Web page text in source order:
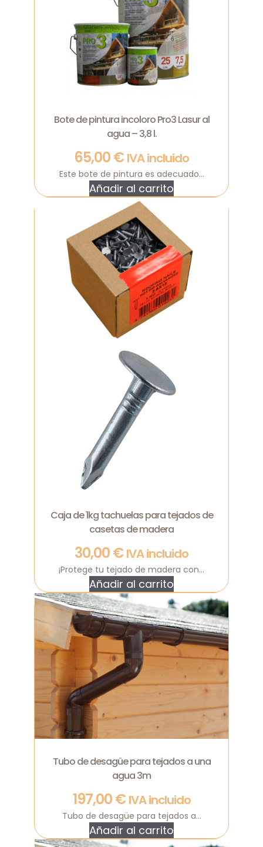
Bote de pintura incoloro Pro3 Lasur al
agua – 3,8 l.
65,00€ IVA incluido
Este bote de pintura es adecuado...
Añadir al carrito
Caja de 1kg tachuelas para tejados de
casetas de madera
30,00€ IVA incluido
¡Protege tu tejado de madera con...
Añadir al carrito
Tubo de desagüe para tejados a una
agua 3m
197,00€ IVA incluido
Tubo de desagüe para tejados a...
Añadir al carrito